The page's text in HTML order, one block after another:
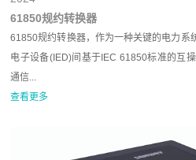
61850规约转换器
61850规约转换器，作为一种关键的电力系
电子设备(IED)间基于IEC 61850标准的互
通信...
查看更多